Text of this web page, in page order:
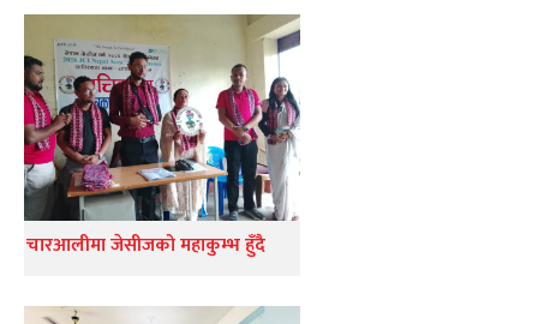
चारआलीमा जेसीजको महाकुम्भ हुँदै